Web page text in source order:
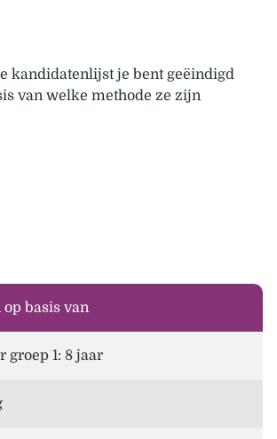
kandidatenlijst je bent geëindigd
van welke methode ze zijn
op basis van
1: 8 jaar